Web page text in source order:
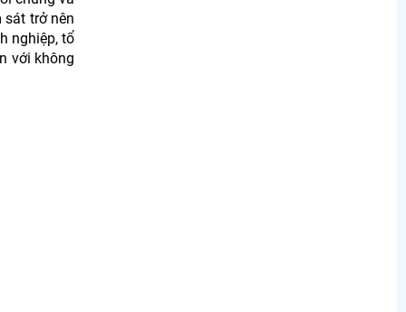
sát trở nên
nghiệp, tổ
với không